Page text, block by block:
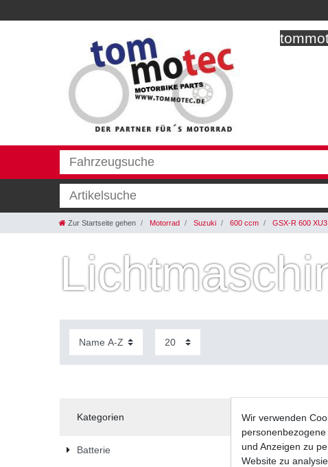
Zur Startseite gehen Motorrad Suzuki 600 ccm GSX-R 600
Kategorien
Batterie
Wir verwenden
und Anzeigen zu
Website zu